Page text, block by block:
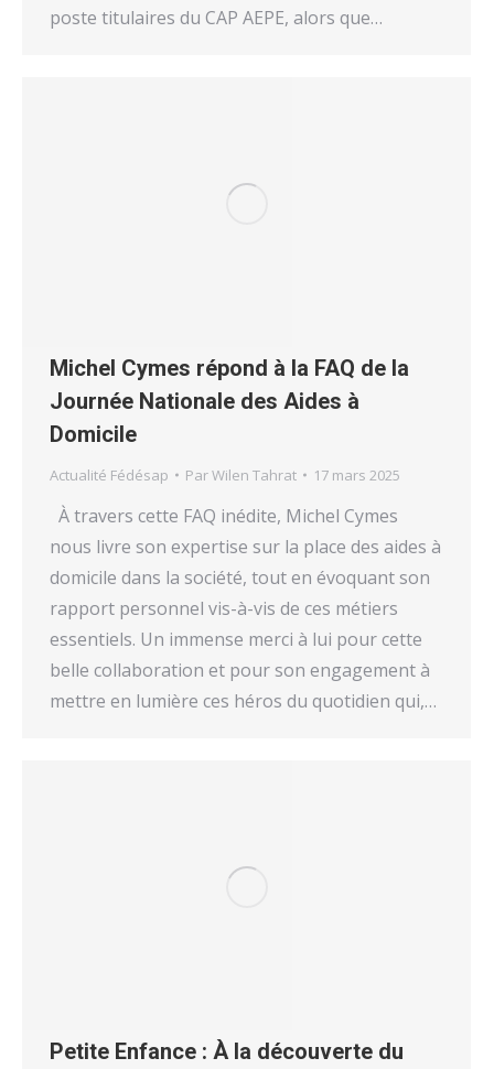
poste titulaires du CAP AEPE, alors que…
Michel Cymes répond à la FAQ de la
Journée Nationale des Aides à
Domicile
Actualité Fédésap ParWilen Tahrat 17 mars 2025
À travers cette FAQ inédite, Michel Cymes
nous livre son expertise sur la place des aides à
domicile dans la société, tout en évoquant son
rapport personnel vis-à-vis de ces métiers
essentiels. Un immense merci à lui pour cette
belle collaboration et pour son engagement à
mettre en lumière ces héros du quotidien qui,…
Petite Enfance : À la découverte du